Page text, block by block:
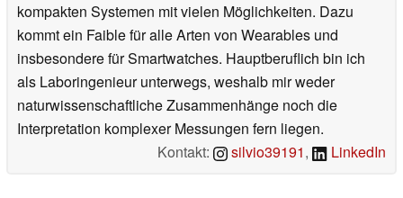
kompakten Systemen mit vielen Möglichkeiten. Dazu
kommt ein Faible für alle Arten von Wearables und
insbesondere für Smartwatches. Hauptberuflich bin ich
als Laboringenieur unterwegs, weshalb mir weder
naturwissenschaftliche Zusammenhänge noch die
Interpretation komplexer Messungen fern liegen.
Kontakt:
silvio39191, LinkedIn